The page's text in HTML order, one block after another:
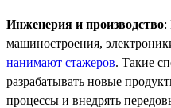
Инженерия и производство:
машиностроения,
нанимают стажеров. Такие
разрабатывать новые
процессы и внедрять